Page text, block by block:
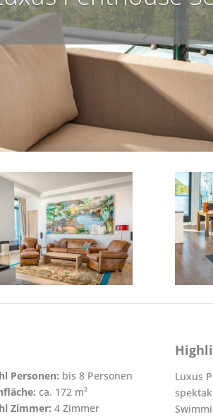
Personen: bis 8 Personen
ca. 172 m²
Zimmer: 4 Zimmer
Luxus